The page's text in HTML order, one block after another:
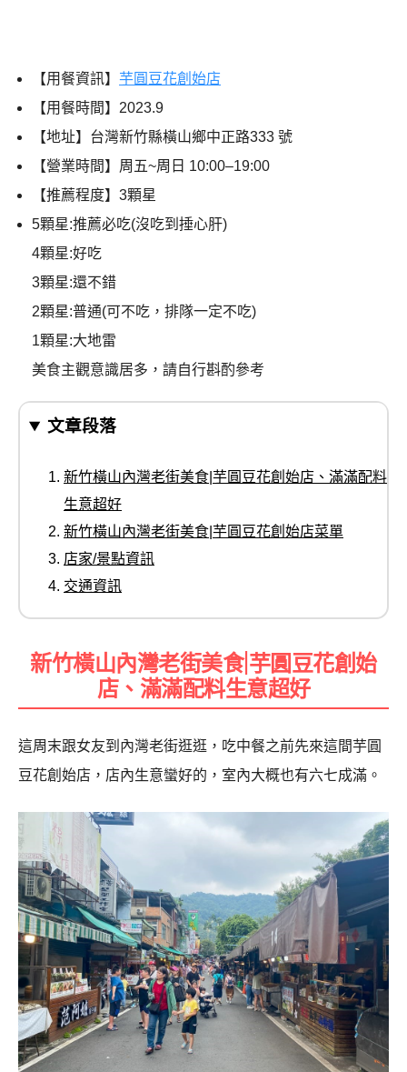
【用餐資訊】 芋圓豆花創始店
【用餐時間】2023.9
【地址】台灣新竹縣橫山鄉中正路333 號
【營業時間】周五~周日 10:00–19:00
【推薦程度】3顆星
5顆星:推薦必吃(沒吃到捶心肝)
4顆星:好吃
3顆星:還不錯
2顆星:普通(可不吃，排隊一定不吃)
1顆星:大地雷
美食主觀意識居多，請自行斟酌參考
文章段落
新竹橫山內灣老街美食|芋圓豆花創始店、滿滿配料
生意超好
新竹橫山內灣老街美食|芋圓豆花創始店菜單
店家/景點資訊
交通資訊
新竹橫山內灣老街美食|芋圓豆花創始
店、滿滿配料生意超好
這周末跟女友到內灣老街逛逛，吃中餐之前先來這間芋圓
豆花創始店，店內生意蠻好的，室內大概也有六七成滿。